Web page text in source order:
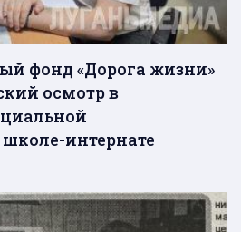
фонд «Дорога жизни»
осмотр в
интернате